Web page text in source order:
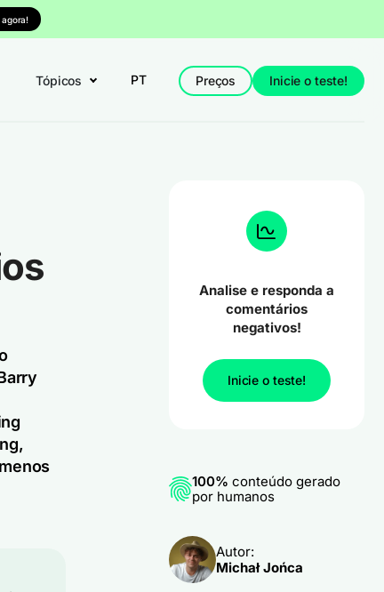
Tópicos PT Preços Inicie o teste!
Analise e responda a
comentários
negativos!
Inicie o teste!
100% conteúdo gerado
por humanos
Autor:
Michał Jońca